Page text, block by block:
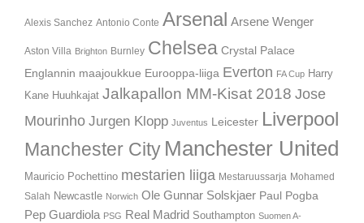
Alexis Sanchez Antonio Conte Arsenal Arsene Wenger
Aston Villa Brighton Burnley Chelsea Crystal Palace
Englannin maajoukkue Eurooppa-liiga Everton FA Cup Harry
Kane Huuhkajat Jalkapallon MM-Kisat 2018 Jose
Mourinho Jurgen Klopp Juventus Leicester Liverpool
Manchester City Manchester United
Mauricio Pochettino mestarien liiga Mestaruussarja Mohamed
Salah Newcastle Norwich Ole Gunnar Solskjaer Paul Pogba
Pep Guardiola PSG Real Madrid Southampton Suomen A-